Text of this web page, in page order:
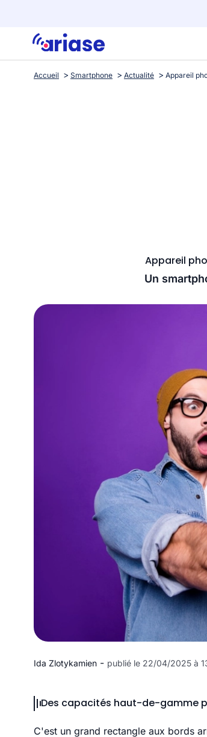
Accueil Smartphone Actualité
Appareil
Un
Ida Zlotykamien - publié le 22/04/2025 à
Des capacités haut-de-gamme
C'est un grand rectangle aux bords